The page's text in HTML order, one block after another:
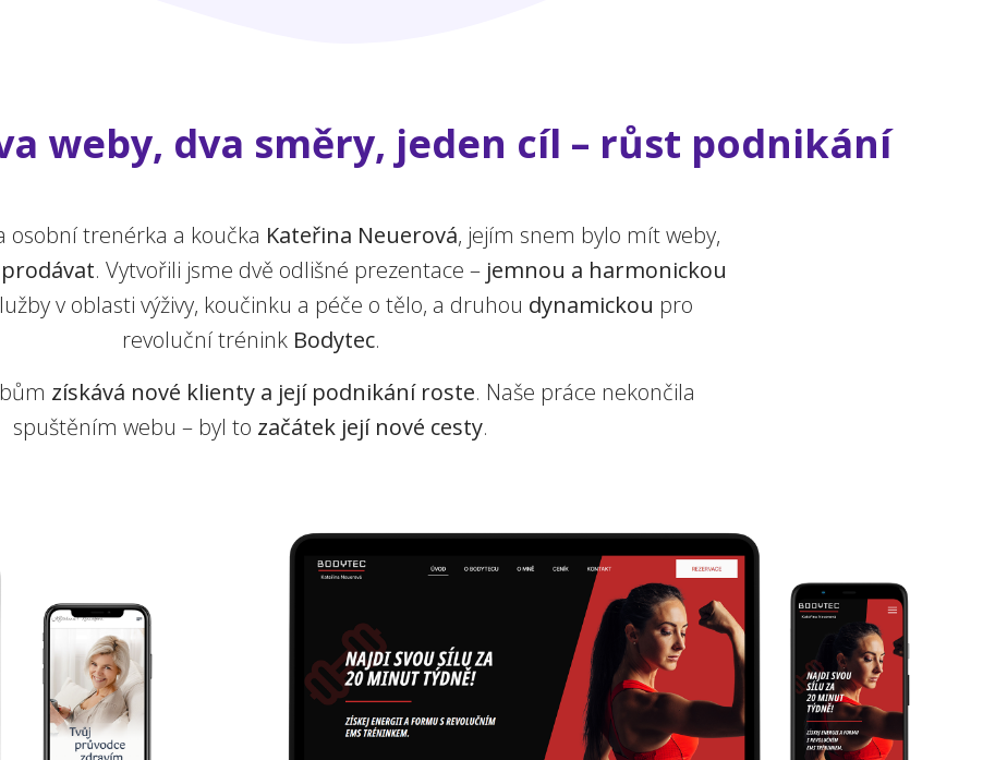
weby, dva směry, jeden cíl – růst podnikání
osobní trenérka a koučka Kateřina Neuerová, jejím snem bylo mít weby,
. Vytvořili jsme dvě odlišné prezentace – jemnou a harmonickou
v oblasti výživy, koučinku a péče o tělo, a druhou dynamickou pro
revoluční trénink Bodytec.
získává nové klienty a její podnikání roste. Naše práce nekončila
spuštěním webu – byl to začátek její nové cesty.